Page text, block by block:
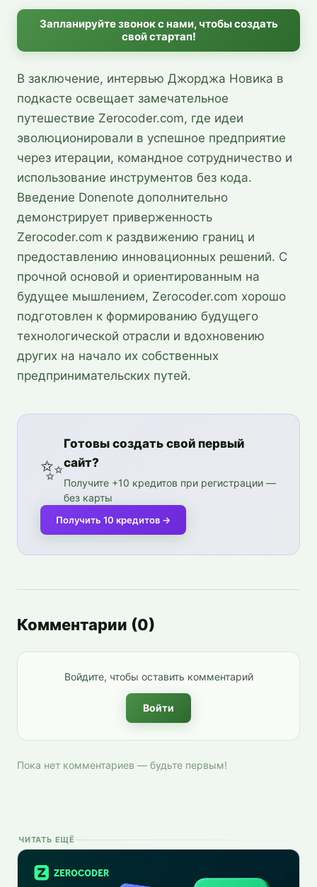
Запланируйте звонок с нами, чтобы создать
свой стартап!
В заключение, интервью Джорджа Новика в
подкасте освещает замечательное
путешествие Zerocoder.com, где идеи
эволюционировали в успешное предприятие
через итерации, командное сотрудничество и
использование инструментов без кода.
Введение Donenote дополнительно
демонстрирует приверженность
Zerocoder.com к раздвижению границ и
предоставлению инновационных решений. С
прочной основой и ориентированным на
будущее мышлением, Zerocoder.com хорошо
подготовлен к формированию будущего
технологической отрасли и вдохновению
других на начало их собственных
предпринимательских путей.
✨
Готовы создать свой первый
сайт?
Получите +10 кредитов при регистрации —
без карты
Получить 10 кредитов →
Комментарии (0)
Войдите, чтобы оставить комментарий
Войти
Пока нет комментариев — будьте первым!
ЧИТАТЬ ЕЩЁ